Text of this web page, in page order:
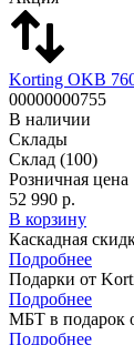
Korting OKB
00000000755
В наличии
Склады
Склад (100)
Розничная цена
52 990 р.
В корзину
Каскадная
Подробнее
Подарки от
Подробнее
МБТ в подарок
Подробнее